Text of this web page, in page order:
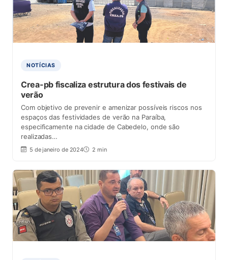
NOTÍCIAS
Crea-pb fiscaliza estrutura dos festivais de
verão
Com objetivo de prevenir e amenizar possíveis riscos nos
espaços das festividades de verão na Paraíba,
especificamente na cidade de Cabedelo, onde são
realizadas…
5 de janeiro de 2024 2 min